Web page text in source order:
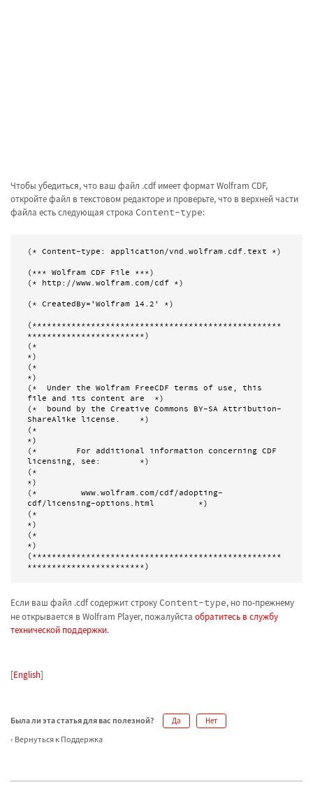
Чтобы убедиться, что ваш файл .cdf имеет формат Wolfram CDF,
откройте файл в текстовом редакторе и проверьте, что в верхней части
файла есть следующая строка Content-type:
(* Content-type: application/vnd.wolfram.cdf.text *)
(*** Wolfram CDF File ***)
(* http://www.wolfram.com/cdf *)
(* CreatedBy='Wolfram 14.2' *)
(***************************************************
************************)
(*
*)
(*
*)
(*  Under the Wolfram FreeCDF terms of use, this
file and its content are  *)
(*  bound by the Creative Commons BY-SA Attribution-
ShareAlike license.    *)
(*
*)
(*        For additional information concerning CDF
licensing, see:        *)
(*
*)
(*         www.wolfram.com/cdf/adopting-
cdf/licensing-options.html         *)
(*
*)
(*
*)
(***************************************************
************************)
Если ваш файл .cdf содержит строку Content-type, но по-прежнему
не открывается в Wolfram Player, пожалуйста обратитесь в службу
технической поддержки.
[English]
Была ли эта статья для вас полезной? Да Нет
Вернуться к Поддержка